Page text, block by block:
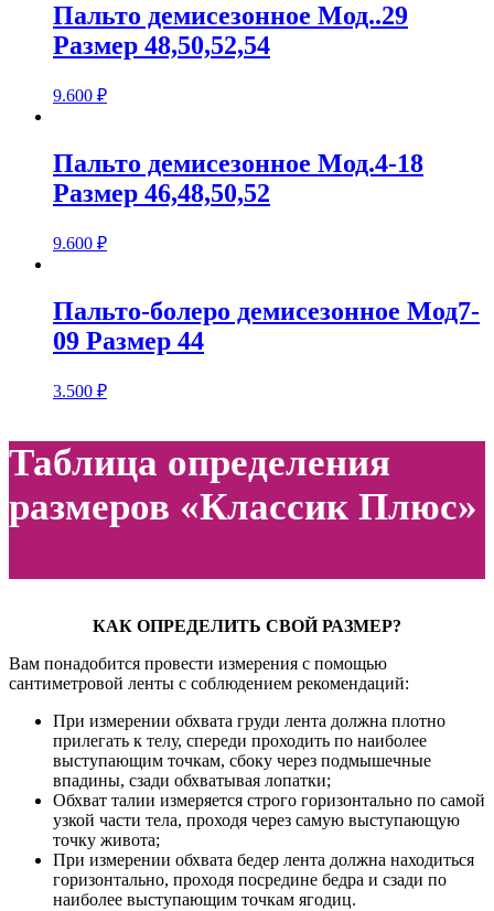
Пальто демисезонное Мод..29
Размер 48,50,52,54
9.600 ₽
Пальто демисезонное Мод.4-18
Размер 46,48,50,52
9.600 ₽
Пальто-болеро демисезонное Мод7-
09 Размер 44
3.500 ₽
Таблица определения
размеров «Классик Плюс»
КАК ОПРЕДЕЛИТЬ СВОЙ РАЗМЕР?
Вам понадобится провести измерения с помощью
сантиметровой ленты с соблюдением рекомендаций:
При измерении обхвата груди лента должна плотно
прилегать к телу, спереди проходить по наиболее
выступающим точкам, сбоку через подмышечные
впадины, сзади обхватывая лопатки;
Обхват талии измеряется строго горизонтально по самой
узкой части тела, проходя через самую выступающую
точку живота;
При измерении обхвата бедер лента должна находиться
горизонтально, проходя посредине бедра и сзади по
наиболее выступающим точкам ягодиц.